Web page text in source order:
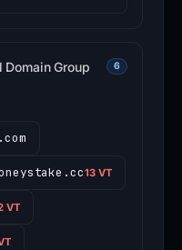
Group 6
13 VT
VT